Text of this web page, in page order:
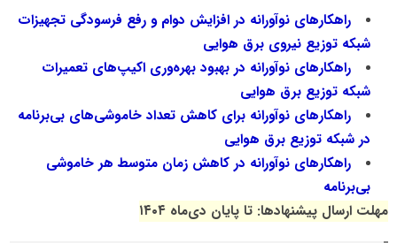
راهکارهای نوآورانه در افزایش دوام و رفع فرسودگی تجهیزات
شبکه توزیع نیروی برق هوایی
راهکارهای نوآورانه در بهبود بهره‌وری اکیپ‌های تعمیرات
شبکه توزیع برق هوایی
راهکارهای نوآورانه برای کاهش تعداد خاموشی‌های بی‌برنامه
در شبکه توزیع برق هوایی
راهکارهای نوآورانه در کاهش زمان متوسط هر خاموشی
بی‌برنامه
مهلت ارسال پیشنهادها: تا پایان دی‌ماه ۱۴۰۴